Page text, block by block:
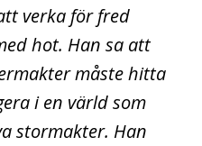
verka för fred
hot. Han sa att
måste hitta
i en värld som
stormakter. Han